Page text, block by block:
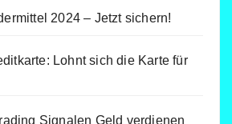
2024 – Jetzt sichern!
Lohnt sich die Karte für
Signalen Geld verdienen